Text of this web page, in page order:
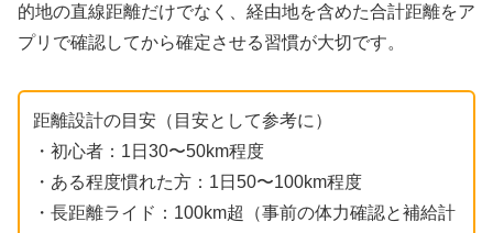
的地の直線距離だけでなく、経由地を含めた合計距離をア
プリで確認してから確定させる習慣が大切です。
距離設計の目安（目安として参考に）
・初心者：1日30〜50km程度
・ある程度慣れた方：1日50〜100km程度
・長距離ライド：100km超（事前の体力確認と補給計